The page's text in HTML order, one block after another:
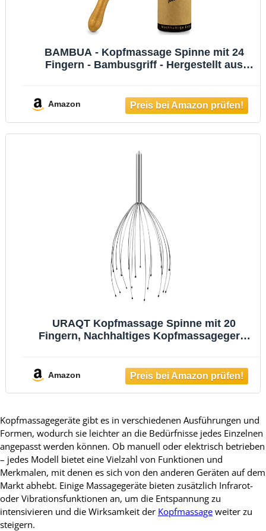
BAMBUA - Kopfmassage Spinne mit 24
Fingern - Bambusgriff - Hergestellt aus
Entspannungsgefühle - Ideal als Geschenk
Amazon
URAQT Kopfmassage Spinne mit 20
Fingern, Nachhaltiges Kopfmassagegerät
Entspannungsgefühle - Ideal als
Geschenk(1 Stück)
Amazon
Kopfmassagegeräte gibt es in verschiedenen Ausführungen und
Formen, wodurch sie leichter an die Bedürfnisse jedes Einzelnen
angepasst werden können. Ob manuell oder elektrisch betrieben
– jedes Modell bietet eine Vielzahl von Funktionen und
Merkmalen, mit denen es sich von den anderen Geräten auf dem
Markt abhebt. Einige Massagegeräte bieten zusätzlich Infrarot-
oder Vibrationsfunktionen an, um die Entspannung zu
intensivieren und die Wirksamkeit der Kopfmassage weiter zu
steigern.